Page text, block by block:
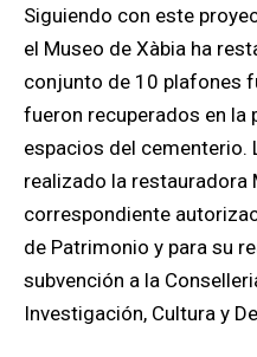
Siguiendo con este
el Museo de Xàbia ha
conjunto de 10 plafones
fueron recuperados en la
espacios del cementerio.
realizado la restauradora
correspondiente
de Patrimonio y para su
subvención a la
Investigación, Cultura y